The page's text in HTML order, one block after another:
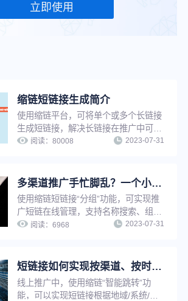
立即使用
缩链短链接生成简介
使用缩链平台，可将单个或多个长链接
生成短链接，解决长链接在推广中可信
度低、影响点击率、增加推广成本等问
拥有自己的短链系统，提升工作效率。
阅读：80008 2023-07-31
多渠道推广手忙脚乱？一个小工具助你提升工作效率！
使用缩链短链接“分组”功能，可实现推
广短链在线管理，支持名称搜索、组别
查询、编辑组名、删除分组等操作，解
阅读：6968 2023-07-31
短链接如何实现按渠道、按时间智能跳转？简单三步，搞定精准营销
线上推广中，使用缩链“智能跳转”功
能，可以实现短链接根据地域/系统/访